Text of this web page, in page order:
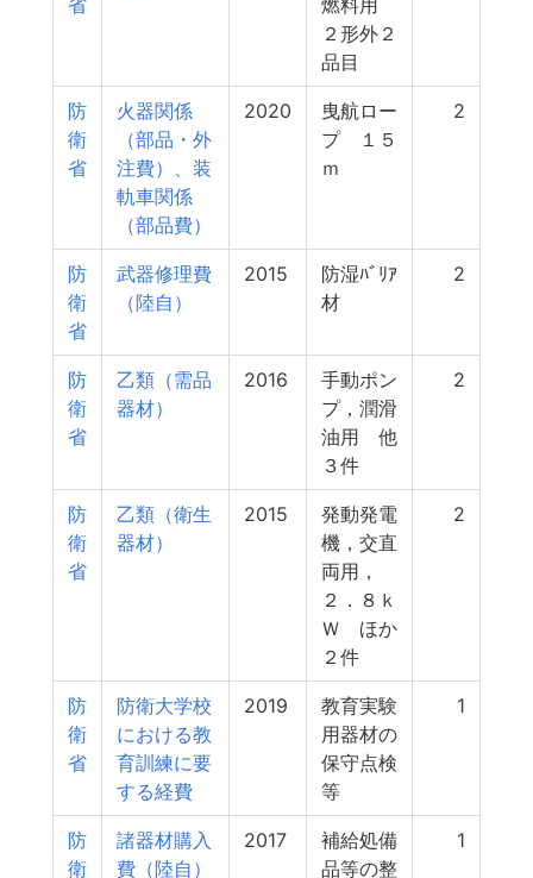
省
燃料用
２形外２
品目
防
衛
省
火器関係
（部品・外
注費）、装
軌車関係
（部品費）
2020
曳航ロー
プ １５
ｍ
2
防
衛
省
武器修理費
（陸自）
2015
防湿ﾊﾞﾘｱ
材
2
防
衛
省
乙類（需品
器材）
2016
手動ポン
プ，潤滑
油用 他
３件
2
防
衛
省
乙類（衛生
器材）
2015
発動発電
機，交直
両用，
２．８ｋ
Ｗ ほか
２件
2
防
衛
省
防衛大学校
における教
育訓練に要
する経費
2019
教育実験
用器材の
保守点検
等
1
防
衛
諸器材購入
費（陸自）
2017
補給処備
品等の整
1